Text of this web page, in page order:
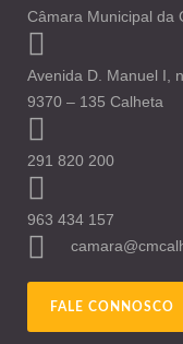
Câmara Municipal da
Avenida D. Manuel I,
9370 – 135 Calheta
291 820 200
963 434 157
FALE CONNOSCO